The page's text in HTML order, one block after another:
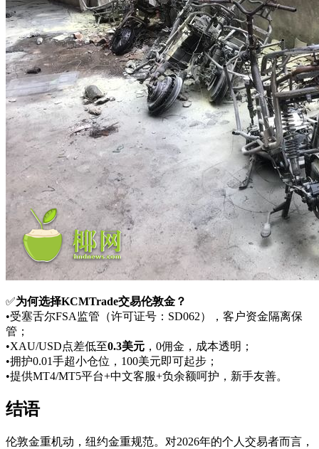
✅为何选择KCMTrade交易伦敦金？
•受塞舌尔FSA监管（许可证号：SD062），客户资金隔离保
管；
•XAU/USD点差低至0.3美元 ，0佣金，成本透明；
•拥护0.01手超小仓位，100美元即可起步；
•提供MT4/MT5平台+中文客服+负余额呵护，新手友善。
结语
伦敦金重机动，纽约金重规范。对2026年的个人交易者而言，